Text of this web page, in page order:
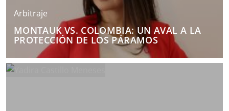
Arbitraje
MONTAUK VS. COLOMBIA: UN AVAL A LA
PROTECCIÓN DE LOS PÁRAMOS